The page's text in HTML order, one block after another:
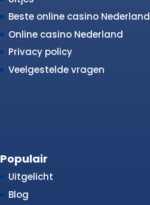
Beste online casino Nederland
Online casino Nederland
Privacy policy
Veelgestelde vragen
Populair
Uitgelicht
Blog